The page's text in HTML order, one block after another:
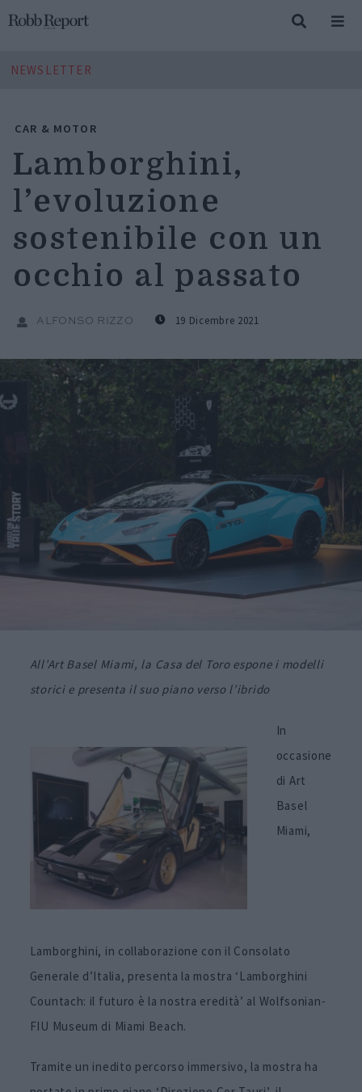
NEWSLETTER
CAR & MOTOR
Lamborghini,
l’evoluzione
sostenibile con un
occhio al passato
ALFONSO RIZZO 19 Dicembre 2021
All’Art Basel Miami, la Casa del Toro espone i modelli
storici e presenta il suo piano verso l’ibrido
In
occasione
di Art
Basel
Miami,
Lamborghini, in collaborazione con il Consolato
Generale d’Italia, presenta la mostra ‘Lamborghini
Countach: il futuro è la nostra eredità’ al Wolfsonian-
FIU Museum di Miami Beach.
Tramite un inedito percorso immersivo, la mostra ha